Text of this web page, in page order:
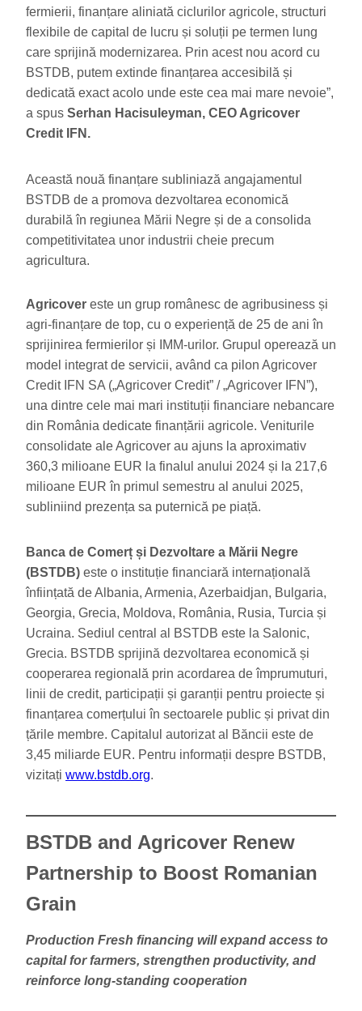
fermierii, finanțare aliniată ciclurilor agricole, structuri
flexibile de capital de lucru și soluții pe termen lung
care sprijină modernizarea. Prin acest nou acord cu
BSTDB, putem extinde finanțarea accesibilă și
dedicată exact acolo unde este cea mai mare nevoie”,
a spus Serhan Hacisuleyman, CEO Agricover
Credit IFN.
Această nouă finanțare subliniază angajamentul
BSTDB de a promova dezvoltarea economică
durabilă în regiunea Mării Negre și de a consolida
competitivitatea unor industrii cheie precum
agricultura.
Agricover este un grup românesc de agribusiness și
agri-finanțare de top, cu o experiență de 25 de ani în
sprijinirea fermierilor și IMM-urilor. Grupul operează un
model integrat de servicii, având ca pilon Agricover
Credit IFN SA („Agricover Credit” / „Agricover IFN”),
una dintre cele mai mari instituții financiare nebancare
din România dedicate finanțării agricole. Veniturile
consolidate ale Agricover au ajuns la aproximativ
360,3 milioane EUR la finalul anului 2024 și la 217,6
milioane EUR în primul semestru al anului 2025,
subliniind prezența sa puternică pe piață.
Banca de Comerț și Dezvoltare a Mării Negre
(BSTDB) este o instituție financiară internațională
înființată de Albania, Armenia, Azerbaidjan, Bulgaria,
Georgia, Grecia, Moldova, România, Rusia, Turcia și
Ucraina. Sediul central al BSTDB este la Salonic,
Grecia. BSTDB sprijină dezvoltarea economică și
cooperarea regională prin acordarea de împrumuturi,
linii de credit, participații și garanții pentru proiecte și
finanțarea comerțului în sectoarele public și privat din
țările membre. Capitalul autorizat al Băncii este de
3,45 miliarde EUR. Pentru informații despre BSTDB,
vizitați www.bstdb.org.
BSTDB and Agricover Renew
Partnership to Boost Romanian
Grain
Production Fresh financing will expand access to
capital for farmers, strengthen productivity, and
reinforce long-standing cooperation